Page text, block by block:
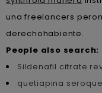
una freelancers
derechohabiente.
People also search:
Sildenafil citrate
quetiapina